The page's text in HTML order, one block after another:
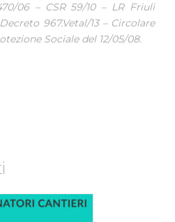
06 – CSR 59/10 – LR Friuli
967.Vetal/13 – Circolare
Sociale del 12/05/08.